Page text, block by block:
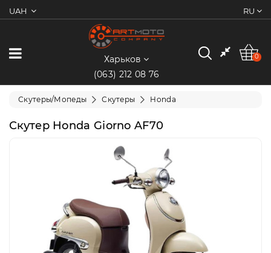
UAH RU
0
Категории
Мотоциклы
Экипировка
Харьков
(063) 212 08 76
0
Скутеры/Мопеды Скутеры Honda
Скутер Honda Giorno AF70